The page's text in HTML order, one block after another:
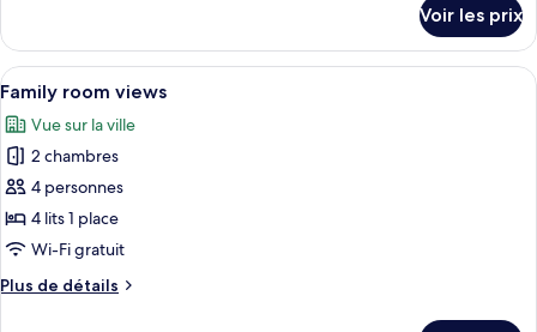
Family
room
le
type
de
chambre
Family
room
Voir les prix
Afficher
toutes
les
photos
pour
ce
type
chambre :
Une chambre d’hôtel avec deux
8
Family room views
Vue sur la ville
2 chambres
4 personnes
4 lits 1 place
Wi-Fi gratuit
Plus de détails
Plus